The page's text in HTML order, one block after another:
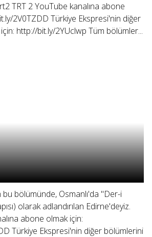
TRT 2 YouTube kanalına abone
2V0TZDD Türkiye Ekspresi'nin diğer
http://bit.ly/2YUclwp Tüm bölümler...
bölümünde, Osmanlı'da "Der-i
olarak adlandırılan Edirne'deyiz.
abone olmak için:
Türkiye Ekspresi'nin diğer bölümlerini